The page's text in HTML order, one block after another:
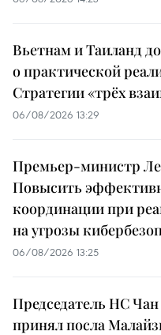
Вьетнам и Таиланд
о практической
Стратегии «трёх
06/08/2026 13:29
Премьер-министр
Повысить
координации при
на угрозы
06/08/2026 13:25
Председатель НС
принял посла